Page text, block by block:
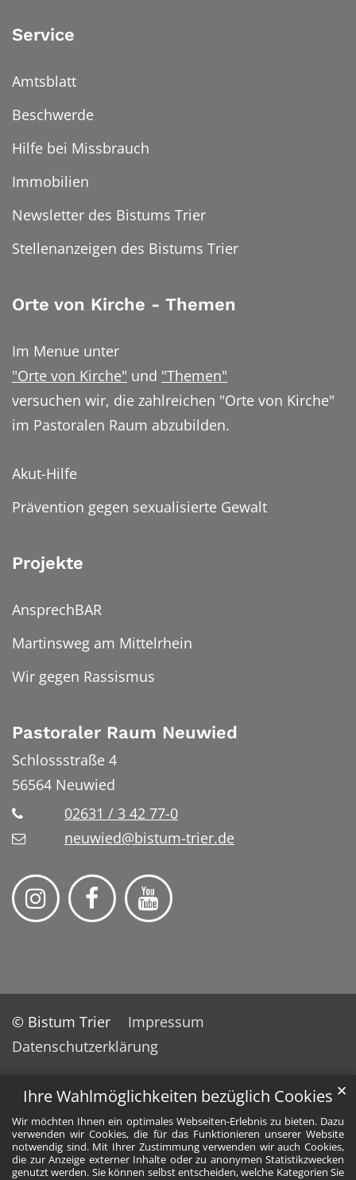
Ihre Wahlmöglichkeiten bezüglich Cookies
Wir möchten Ihnen ein optimales Webseiten-Erlebnis zu bieten. Dazu
verwenden wir Cookies, die für das Funktionieren unserer Website
notwendig sind. Mit Ihrer Zustimmung verwenden wir auch Cookies,
die zur Anzeige externer Inhalte oder zu anonymen Statistikzwecken
genutzt werden. Sie können selbst entscheiden, welche Kategorien Sie
✕
Service
Amtsblatt
Beschwerde
Hilfe bei Missbrauch
Immobilien
Newsletter des Bistums Trier
Stellenanzeigen des Bistums Trier
Orte von Kirche - Themen
Im Menue unter
"Orte von Kirche" und "Themen"
versuchen wir, die zahlreichen "Orte von Kirche"
im Pastoralen Raum abzubilden.
Akut-Hilfe
Prävention gegen sexualisierte Gewalt
Projekte
AnsprechBAR
Martinsweg am Mittelrhein
Wir gegen Rassismus
Pastoraler Raum Neuwied
Schlossstraße 4
56564 Neuwied
02631 / 3 42 77-0
neuwied@bistum-trier.de
© Bistum Trier
Impressum
Datenschutzerklärung